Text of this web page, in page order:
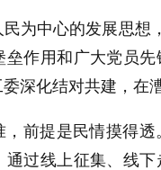
为中心的发展思想
垒作用和广大党员
深化结对共建，在
，前提是民情摸得
通过线上征集、线